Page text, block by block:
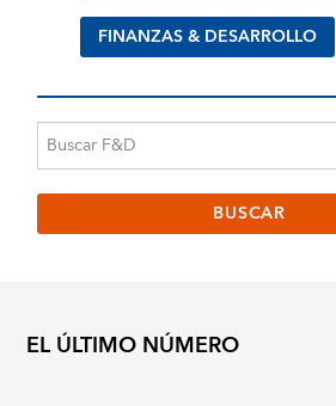
FINANZAS & DESARROLLO
EL ÚLTIMO NÚMERO